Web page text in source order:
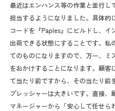
最近はエンハンス等の作業と並行し
担当するようになりました。具体的
コードを『Paples』にビルドし、イ
出荷できる状態にすることです。私
てのものになりますので、万一、ミ
をおかけすることになります。顧
て当たり前ですから、その当たり前
プレッシャーは大きいです。直接
マネージャーから「安心して任せら